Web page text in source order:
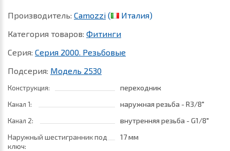
Производитель: Camozzi (
Италия)
Категория товаров: Фитинги
Серия: Серия 2000. Резьбовые
Подсерия: Модель 2530
Конструкция: переходник
Канал 1: наружная резьба - R3/8"
Канал 2:
внутренняя резьба - G1/8"
Наружный шестигранник под
ключ:
17 мм